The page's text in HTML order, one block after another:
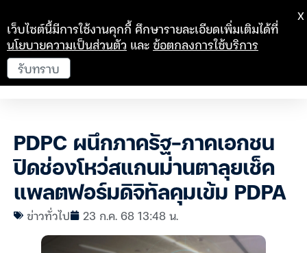
PDPC ผนึกภาครัฐ-ภาคเอกชน
ปิดช่องโหว่สแกนม่านตาลุยเช็ค
แพลตฟอร์มดิจิทัลคุมเข้ม PDPA
ข่าวทั่วไป 23 ก.ค. 68 13:48 น.
เว็บไซต์นี้มีการใช้งานคุกกี้ ศึกษารายละเอียดเพิ่มเติมได้ที่
นโยบายความเป็นส่วนตัว และข้อตกลงการใช้บริการ
รับทราบ
X